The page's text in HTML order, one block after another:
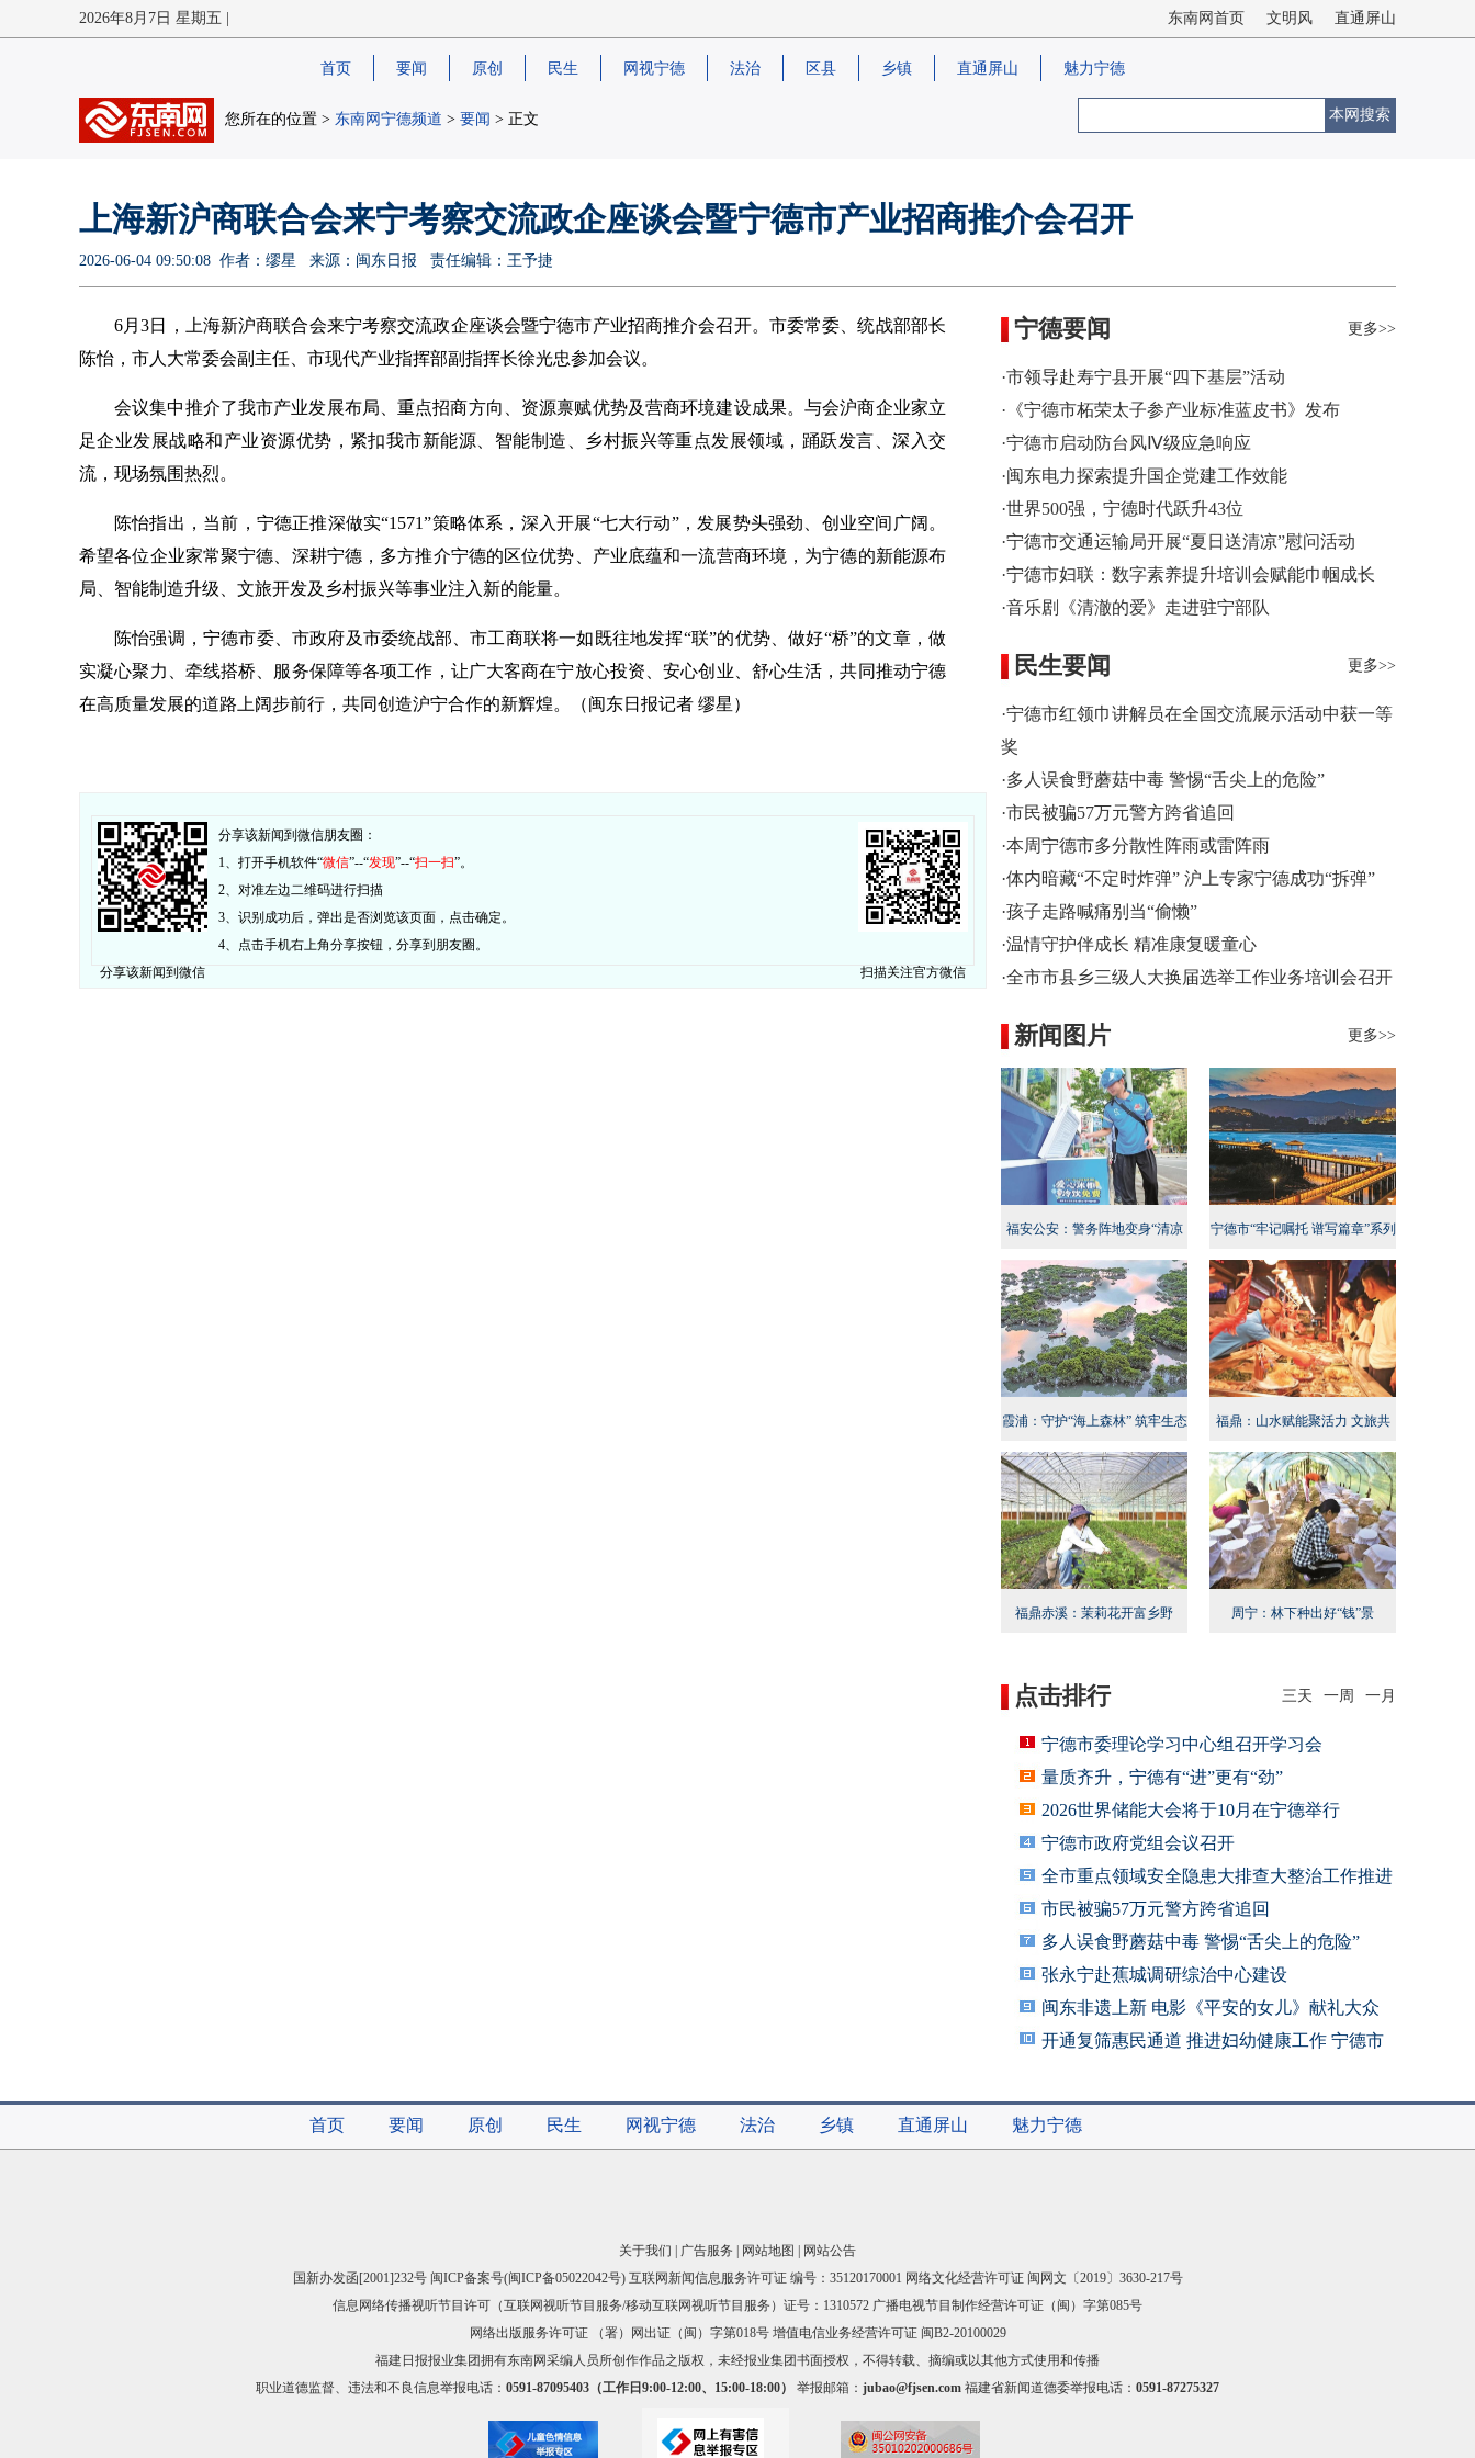
2026年8月7日 星期五 | 东南网首页 文明风 直通屏山
首页 要闻 原创 民生 网视宁德 法治 区县 乡镇 直通屏山 魅力宁德
您所在的位置 > 东南网宁德频道 > 要闻 > 正文 本网搜索
上海新沪商联合会来宁考察交流政企座谈会暨宁德市产业招商推介会召开
2026-06-04 09:50:08 作者：缪星 来源：闽东日报 责任编辑：王予捷
6月3日，上海新沪商联合会来宁考察交流政企座谈会暨宁德市产业招商推介会召开。市委常委、统战部部长
陈怡，市人大常委会副主任、市现代产业指挥部副指挥长徐光忠参加会议。
会议集中推介了我市产业发展布局、重点招商方向、资源禀赋优势及营商环境建设成果。与会沪商企业家立
足企业发展战略和产业资源优势，紧扣我市新能源、智能制造、乡村振兴等重点发展领域，踊跃发言、深入交
流，现场氛围热烈。
陈怡指出，当前，宁德正推深做实“1571”策略体系，深入开展“七大行动”，发展势头强劲、创业空间广阔。
希望各位企业家常聚宁德、深耕宁德，多方推介宁德的区位优势、产业底蕴和一流营商环境，为宁德的新能源布
局、智能制造升级、文旅开发及乡村振兴等事业注入新的能量。
陈怡强调，宁德市委、市政府及市委统战部、市工商联将一如既往地发挥“联”的优势、做好“桥”的文章，做
实凝心聚力、牵线搭桥、服务保障等各项工作，让广大客商在宁放心投资、安心创业、舒心生活，共同推动宁德
在高质量发展的道路上阔步前行，共同创造沪宁合作的新辉煌。
（闽东日报记者 缪星）
扫描关注官方微信
分享该新闻到微信
分享该新闻到微信朋友圈：
1、打开手机软件“微信”--“发现”--“扫一扫”。
2、对准左边二维码进行扫描
3、识别成功后，弹出是否浏览该页面，点击确定。
4、点击手机右上角分享按钮，分享到朋友圈。
更多>>
宁德要闻
·市领导赴寿宁县开展“四下基层”活动
·《宁德市柘荣太子参产业标准蓝皮书》发布
·宁德市启动防台风Ⅳ级应急响应
·闽东电力探索提升国企党建工作效能
·世界500强，宁德时代跃升43位
·宁德市交通运输局开展“夏日送清凉”慰问活动
·宁德市妇联：数字素养提升培训会赋能巾帼成长
·音乐剧《清澈的爱》走进驻宁部队
更多>>
民生要闻
·宁德市红领巾讲解员在全国交流展示活动中获一等
奖
·多人误食野蘑菇中毒 警惕“舌尖上的危险”
·市民被骗57万元警方跨省追回
·本周宁德市多分散性阵雨或雷阵雨
·体内暗藏“不定时炸弹” 沪上专家宁德成功“拆弹”
·孩子走路喊痛别当“偷懒”
·温情守护伴成长 精准康复暖童心
·全市市县乡三级人大换届选举工作业务培训会召开
更多>>
新闻图片
福安公安：警务阵地变身“清凉
地”
宁德市“牢记嘱托 谱写篇章”系列
新闻发布会民生专项行动专场召
开
霞浦：守护“海上森林” 筑牢生态
屏障
福鼎：山水赋能聚活力 文旅共
兴启新程
福鼎赤溪：茉莉花开富乡野 周宁：林下种出好“钱”景
三天 一周 一月
点击排行
宁德市委理论学习中心组召开学习会
量质齐升，宁德有“进”更有“劲”
2026世界储能大会将于10月在宁德举行
宁德市政府党组会议召开
全市重点领域安全隐患大排查大整治工作推进
会召
市民被骗57万元警方跨省追回
多人误食野蘑菇中毒 警惕“舌尖上的危险”
张永宁赴蕉城调研综治中心建设
闽东非遗上新 电影《平安的女儿》献礼大众
开通复筛惠民通道 推进妇幼健康工作 宁德市
首页 要闻 原创 民生 网视宁德 法治 乡镇 直通屏山 魅力宁德
关于我们 广告服务 网站地图
网站公告
国新办发函[2001]232号 闽ICP备案号(闽ICP备05022042号) 互联网新闻信息服务许可证 编号：35120170001 网络文化经营许可证 闽网文〔2019〕3630-217号
信息网络传播视听节目许可（互联网视听节目服务/移动互联网视听节目服务）证号：1310572 广播电视节目制作经营许可证（闽）字第085号
网络出版服务许可证 （署）网出证（闽）字第018号 增值电信业务经营许可证 闽B2-20100029
福建日报报业集团拥有东南网采编人员所创作作品之版权，未经报业集团书面授权，不得转载、摘编或以其他方式使用和传播
职业道德监督、违法和不良信息举报电话： 0591-87095403（工作日9:00-12:00、15:00-18:00） 举报邮箱： jubao@fjsen.com 福建省新闻道德委举报电话： 0591-87275327